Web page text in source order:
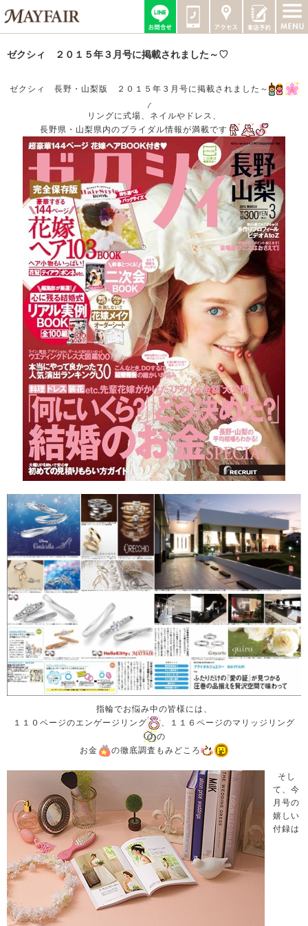
ゼクシィ ２０１５年３月号に掲載されました～♡
ゼクシィ 長野・山梨版 ２０１５年３月号に掲載されました～
リングに式場、ネイルやドレス、
長野県・山梨県内のブライダル情報が満載です
指輪でお悩み中の皆様には、
１１０ページのエンゲージリング
、１１６ページのマリッジリング
の
お金
の徹底調査もみどころ
そし
て、今
月号の
嬉しい
付録は